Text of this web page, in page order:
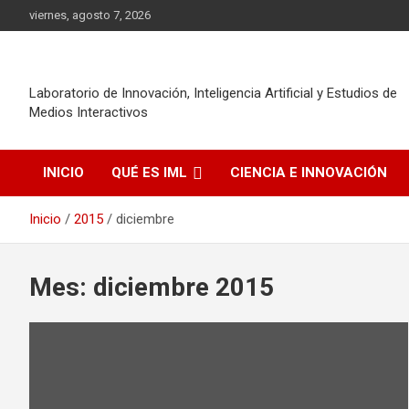
al
viernes, agosto 7, 2026
Laboratorio de Innovación, Inteligencia Artificial y Estudios de
Medios Interactivos
INICIO QUÉ ES IML CIENCIA E INNOVACIÓN
Inicio 2015 diciembre
Mes: diciembre 2015